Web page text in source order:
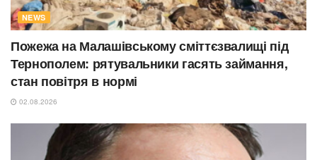
NEWS
Пожежа на Малашівському сміттєзвалищі під
Тернополем: рятувальники гасять займання,
стан повітря в нормі
02.08.2026